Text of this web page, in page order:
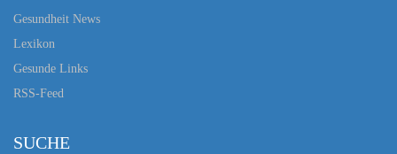
Gesundheit News
Lexikon
Gesunde Links
RSS-Feed
SUCHE